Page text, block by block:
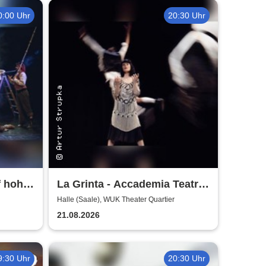
Uhr
hoher
20:30 Uhr
La Grinta - Accademia Teatra
Dimitri
Halle (Saale), WUK Theater Quartier
21.08.2026
Uhr 20:30 Uhr